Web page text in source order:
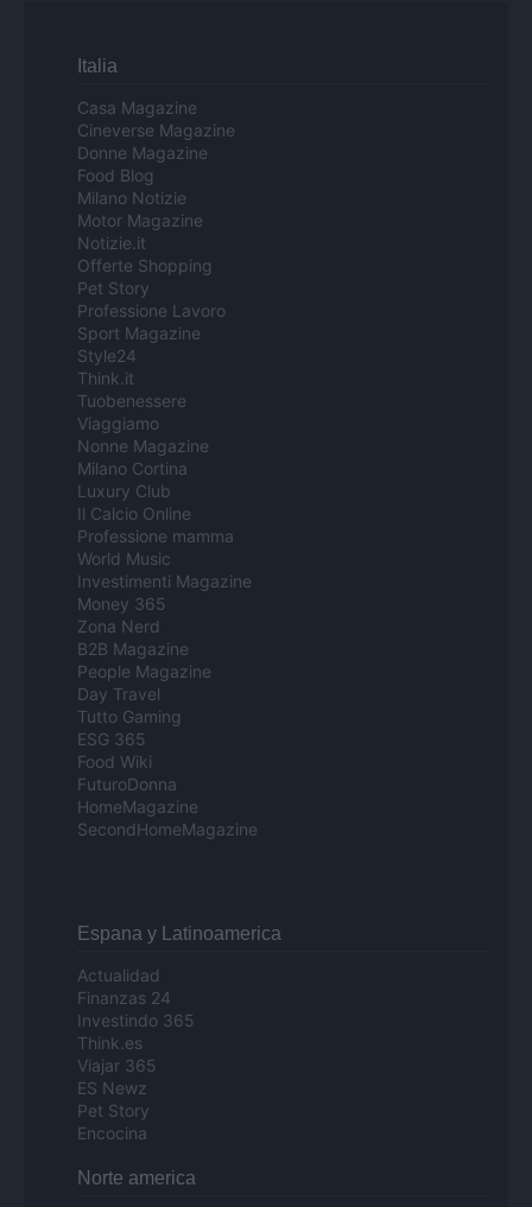
Italia
Casa Magazine
Cineverse Magazine
Donne Magazine
Food Blog
Milano Notizie
Motor Magazine
Notizie.it
Offerte Shopping
Pet Story
Professione Lavoro
Sport Magazine
Style24
Think.it
Tuobenessere
Viaggiamo
Nonne Magazine
Milano Cortina
Luxury Club
Il Calcio Online
Professione mamma
World Music
Investimenti Magazine
Money 365
Zona Nerd
B2B Magazine
People Magazine
Day Travel
Tutto Gaming
ESG 365
Food Wiki
FuturoDonna
HomeMagazine
SecondHomeMagazine
Espana y Latinoamerica
Actualidad
Finanzas 24
Investindo 365
Think.es
Viajar 365
ES Newz
Pet Story
Encocina
Norte america